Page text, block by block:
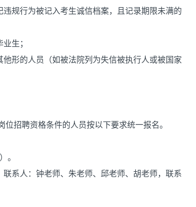
规行为被记入考生诚信档案，且记录期限未满的
生；
形的人员（如被法院列为失信被执行人或被国家
招聘资格条件的人员按以下要求统一报名。
。
系人：钟老师、朱老师、邱老师、胡老师，联系